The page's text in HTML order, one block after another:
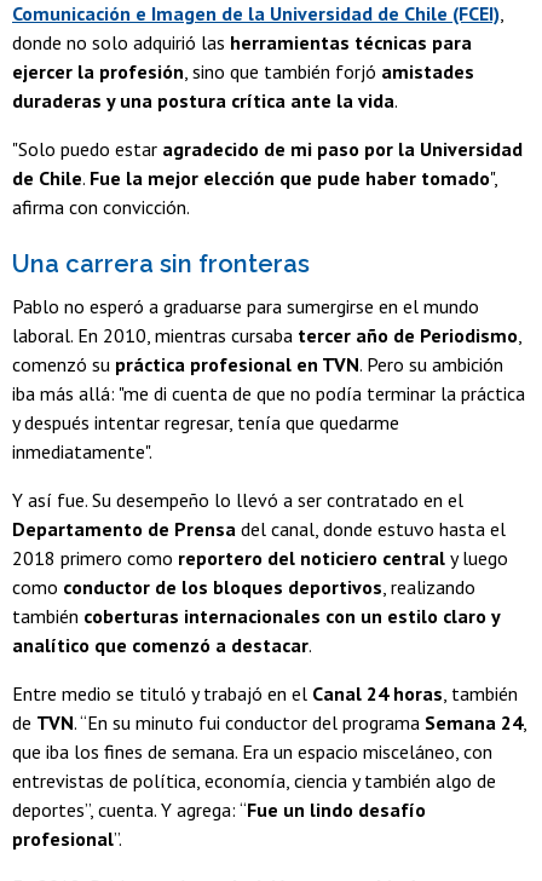
Comunicación e Imagen de la Universidad de Chile (FCEI),
donde no solo adquirió las herramientas técnicas para
ejercer la profesión, sino que también forjó amistades
duraderas y una postura crítica ante la vida.
"Solo puedo estar agradecido de mi paso por la Universidad
de Chile. Fue la mejor elección que pude haber tomado",
afirma con convicción.
Una carrera sin fronteras
Pablo no esperó a graduarse para sumergirse en el mundo
laboral. En 2010, mientras cursaba tercer año de Periodismo,
comenzó su práctica profesional en TVN. Pero su ambición
iba más allá: "me di cuenta de que no podía terminar la práctica
y después intentar regresar, tenía que quedarme
inmediatamente".
Y así fue. Su desempeño lo llevó a ser contratado en el
Departamento de Prensa del canal, donde estuvo hasta el
2018 primero como reportero del noticiero central y luego
como conductor de los bloques deportivos, realizando
también coberturas internacionales con un estilo claro y
analítico que comenzó a destacar.
Entre medio se tituló y trabajó en el Canal 24 horas, también
de TVN. “En su minuto fui conductor del programa Semana 24,
que iba los fines de semana. Era un espacio misceláneo, con
entrevistas de política, economía, ciencia y también algo de
deportes”, cuenta. Y agrega: “Fue un lindo desafío
profesional”.